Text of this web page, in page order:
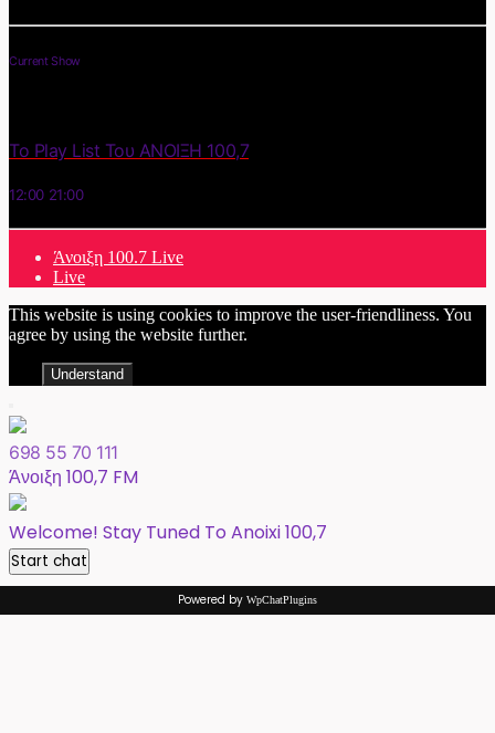
Current Show
Το Play List Του ΑΝΟΙΞΗ 100,7
12:00 21:00
Άνοιξη 100.7 Live
Live
This website is using cookies to improve the user-friendliness. You
agree by using the website further.
Understand
698 55 70 111
Άνοιξη 100,7 FM
Welcome! Stay Tuned To Anoixi 100,7
Start chat
Powered by WpChatPlugins